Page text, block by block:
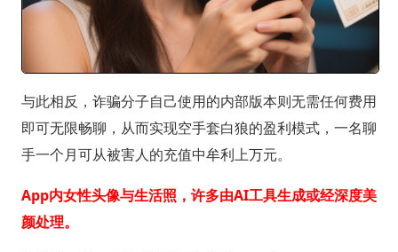
与此相反，诈骗分子自己使用的内部版本则无需任何费用
即可无限畅聊，从而实现空手套白狼的盈利模式，一名聊
手一个月可从被害人的充值中牟利上万元。
App内女性头像与生活照，许多由AI工具生成或经深度美
颜处理。